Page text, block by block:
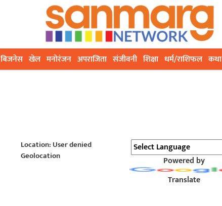
बिजनेस खेल मनोरंजन अपराजिता संजीवनी शिक्षा धर्म/राशिफल कथा
Location: User denied
Geolocation
Powered by
Translate